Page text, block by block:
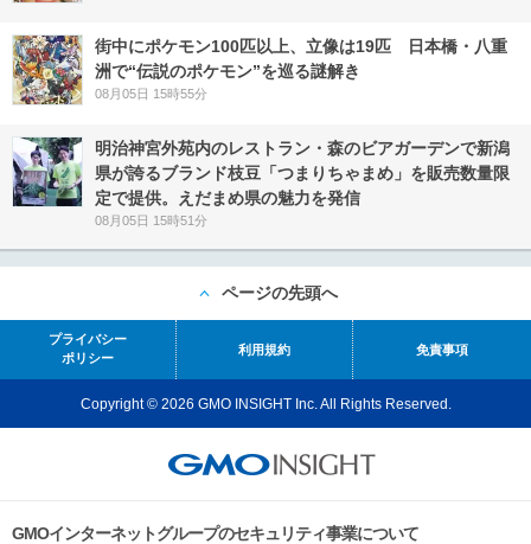
街中にポケモン100匹以上、立像は19匹 日本橋・八重
洲で“伝説のポケモン”を巡る謎解き
08月05日 15時55分
明治神宮外苑内のレストラン・森のビアガーデンで新潟
県が誇るブランド枝豆「つまりちゃまめ」を販売数量限
定で提供。えだまめ県の魅力を発信
08月05日 15時51分
ページの先頭へ
プライバシー
ポリシー
利用規約 免責事項
Copyright © 2026 GMO INSIGHT Inc. All Rights Reserved.
GMOインターネットグループのセキュリティ事業について